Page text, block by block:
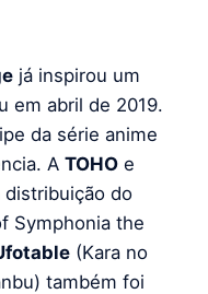
já inspirou um
em abril de 2019.
da série anime
A TOHO e
do
Symphonia the
(Kara no
também foi